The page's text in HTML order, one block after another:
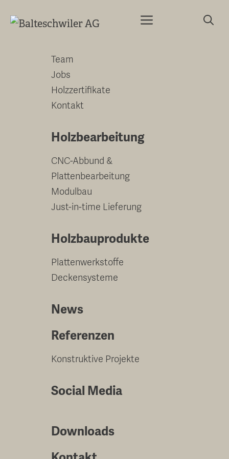
zum
Menu
Team
Jobs
Holzzertifikate
Kontakt
Holzbearbeitung
CNC-Abbund &
Plattenbearbeitung
Modulbau
Just-in-time Lieferung
Holzbauprodukte
Plattenwerkstoffe
Deckensysteme
News
Referenzen
Konstruktive Projekte
Social Media
Downloads